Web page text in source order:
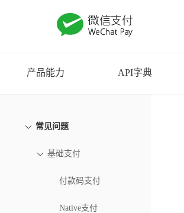
产品能力 API字典
常见问题
基础支付
付款码支付
Native支付